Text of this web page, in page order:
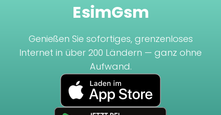
EsimGsm
Genießen Sie sofortiges, grenzenloses
Internet in über 200 Ländern — ganz ohne
Aufwand.